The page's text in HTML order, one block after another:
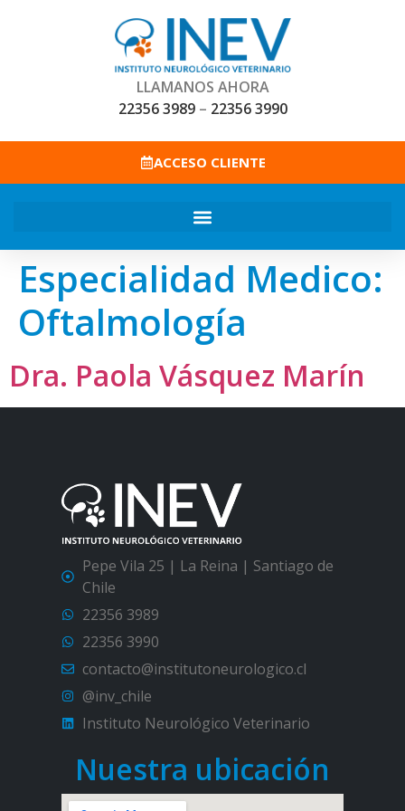
LLAMANOS AHORA
22356 3989– 22356 3990
ACCESO CLIENTE
Especialidad Medico:
Oftalmología
Dra. Paola Vásquez Marín
Pepe Vila 25 | La Reina | Santiago de
Chile
22356 3989
22356 3990
contacto@institutoneurologico.cl
@inv_chile
Instituto Neurológico Veterinario
Nuestra ubicación